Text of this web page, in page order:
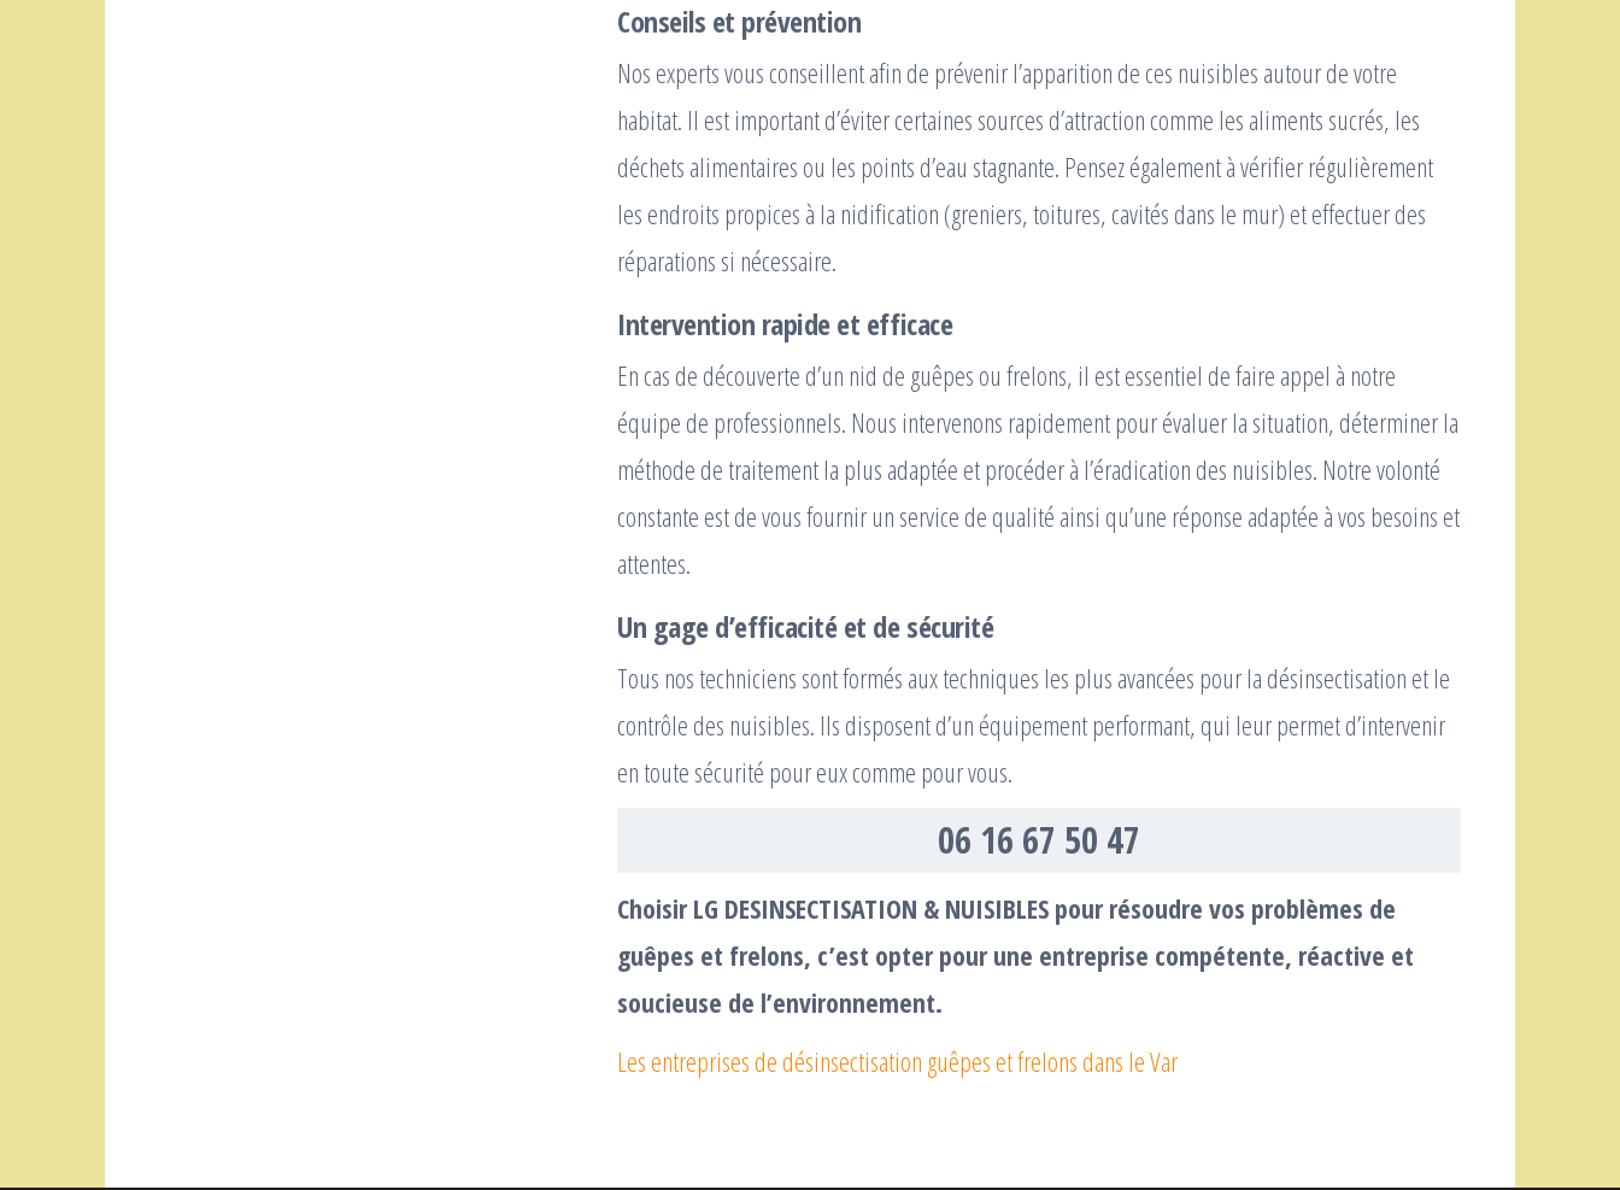
Conseils et prévention
Nos experts vous conseillent afin de prévenir l’apparition de ces nuisibles autour de votre
habitat. Il est important d’éviter certaines sources d’attraction comme les aliments sucrés, les
déchets alimentaires ou les points d’eau stagnante. Pensez également à vérifier régulièrement
les endroits propices à la nidification (greniers, toitures, cavités dans le mur) et effectuer des
réparations si nécessaire.
Intervention rapide et efficace
En cas de découverte d’un nid de guêpes ou frelons, il est essentiel de faire appel à notre
équipe de professionnels. Nous intervenons rapidement pour évaluer la situation, déterminer la
méthode de traitement la plus adaptée et procéder à l’éradication des nuisibles. Notre volonté
constante est de vous fournir un service de qualité ainsi qu’une réponse adaptée à vos besoins et
attentes.
Un gage d’efficacité et de sécurité
Tous nos techniciens sont formés aux techniques les plus avancées pour la désinsectisation et le
contrôle des nuisibles. Ils disposent d’un équipement performant, qui leur permet d’intervenir
en toute sécurité pour eux comme pour vous.
06 16 67 50 47
Choisir LG DESINSECTISATION & NUISIBLES pour résoudre vos problèmes de
guêpes et frelons, c’est opter pour une entreprise compétente, réactive et
soucieuse de l’environnement.
Les entreprises de désinsectisation guêpes et frelons dans le Var